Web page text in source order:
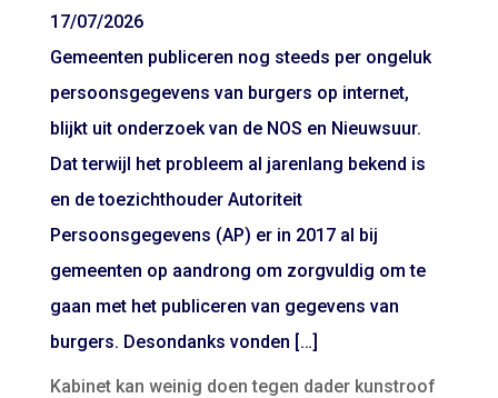
17/07/2026
Gemeenten publiceren nog steeds per ongeluk
persoonsgegevens van burgers op internet,
blijkt uit onderzoek van de NOS en Nieuwsuur.
Dat terwijl het probleem al jarenlang bekend is
en de toezichthouder Autoriteit
Persoonsgegevens (AP) er in 2017 al bij
gemeenten op aandrong om zorgvuldig om te
gaan met het publiceren van gegevens van
burgers. Desondanks vonden […]
Kabinet kan weinig doen tegen dader kunstroof